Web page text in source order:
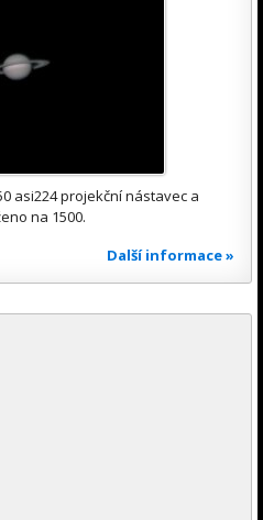
asi224 projekční nástavec a
na 1500.
Další informace »